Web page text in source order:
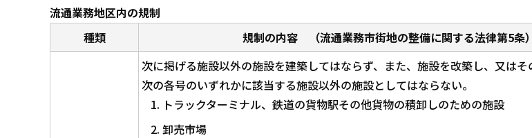
流通業務地区内の規制
種類
規制の内容 （流通業務市街地の整備に関する法律第5条）
次に掲げる施設以外の施設を建築してはならず、また、施設を改築し、又はそ
次の各号のいずれかに該当する施設以外の施設としてはならない。
トラックターミナル、鉄道の貨物駅その他貨物の積卸しのための施設
卸売市場